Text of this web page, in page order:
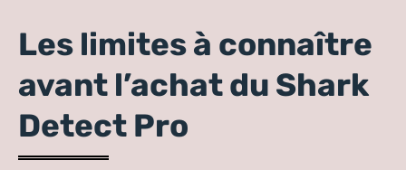
Les limites à connaître
avant l’achat du Shark
Detect Pro